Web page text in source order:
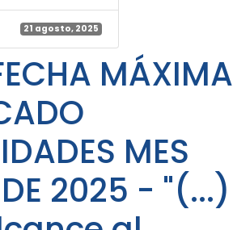
21 agosto, 2025
MÁXIMA
MES
2025 - "(...)